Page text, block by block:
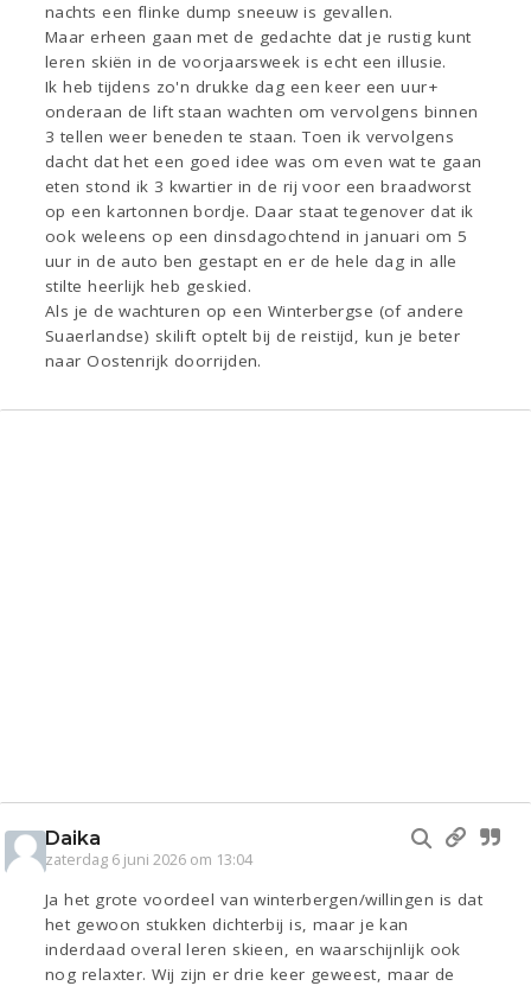
nachts een flinke dump sneeuw is gevallen.
Maar erheen gaan met de gedachte dat je rustig kunt
leren skiën in de voorjaarsweek is echt een illusie.
Ik heb tijdens zo'n drukke dag een keer een uur+
onderaan de lift staan wachten om vervolgens binnen
3 tellen weer beneden te staan. Toen ik vervolgens
dacht dat het een goed idee was om even wat te gaan
eten stond ik 3 kwartier in de rij voor een braadworst
op een kartonnen bordje. Daar staat tegenover dat ik
ook weleens op een dinsdagochtend in januari om 5
uur in de auto ben gestapt en er de hele dag in alle
stilte heerlijk heb geskied.
Als je de wachturen op een Winterbergse (of andere
Suaerlandse) skilift optelt bij de reistijd, kun je beter
naar Oostenrijk doorrijden.
Daika
zaterdag 6 juni 2026 om 13:04
Ja het grote voordeel van winterbergen/willingen is dat
het gewoon stukken dichterbij is, maar je kan
inderdaad overal leren skieen, en waarschijnlijk ook
nog relaxter. Wij zijn er drie keer geweest, maar de